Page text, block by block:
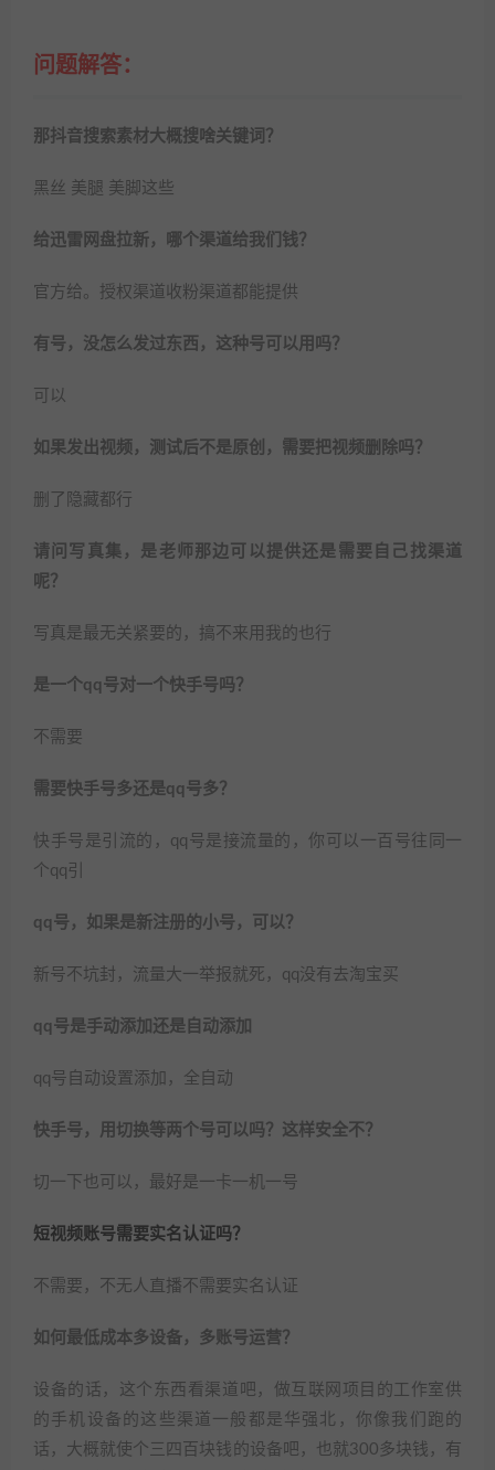
问题解答：
那抖音搜索素材大概搜啥关键词？
黑丝 美腿 美脚这些
给迅雷网盘拉新，哪个渠道给我们钱？
官方给。授权渠道收粉渠道都能提供
有号，没怎么发过东西，这种号可以用吗？
可以
如果发出视频，测试后不是原创，需要把视频删除吗？
删了隐藏都行
请问写真集，是老师那边可以提供还是需要自己找渠道
呢？
写真是最无关紧要的，搞不来用我的也行
是一个qq号对一个快手号吗？
不需要
需要快手号多还是qq号多？
快手号是引流的，qq号是接流量的，你可以一百号往同一
个qq引
qq号，如果是新注册的小号，可以？
新号不坑封，流量大一举报就死，qq没有去淘宝买
qq号是手动添加还是自动添加
qq号自动设置添加，全自动
快手号，用切换等两个号可以吗？这样安全不？
切一下也可以，最好是一卡一机一号
短视频账号需要实名认证吗？
不需要，不无人直播不需要实名认证
如何最低成本多设备，多账号运营？
设备的话，这个东西看渠道吧，做互联网项目的工作室供
的手机设备的这些渠道一般都是华强北，你像我们跑的
话，大概就使个三四百块钱的设备吧，也就300多块钱，有